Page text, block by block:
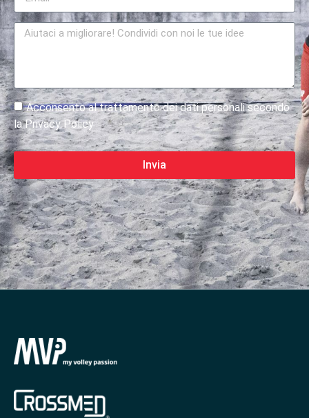
Acconsento al trattamento dei dati personali secondo
la Privacy Policy
Invia